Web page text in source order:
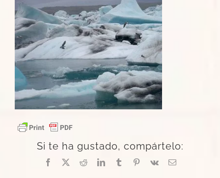
Si te ha gustado, compártelo:
Facebook
X RedditLinkedInTumblrPinterest
Vk
Correo